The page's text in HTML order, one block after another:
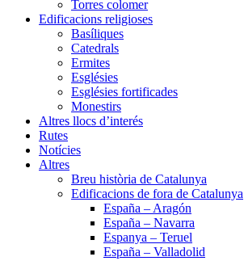
Torres colomer
Edificacions religioses
Basíliques
Catedrals
Ermites
Esglésies
Esglésies fortificades
Monestirs
Altres llocs d’interés
Rutes
Notícies
Altres
Breu història de Catalunya
Edificacions de fora de Catalunya
España – Aragón
España – Navarra
Espanya – Teruel
España – Valladolid